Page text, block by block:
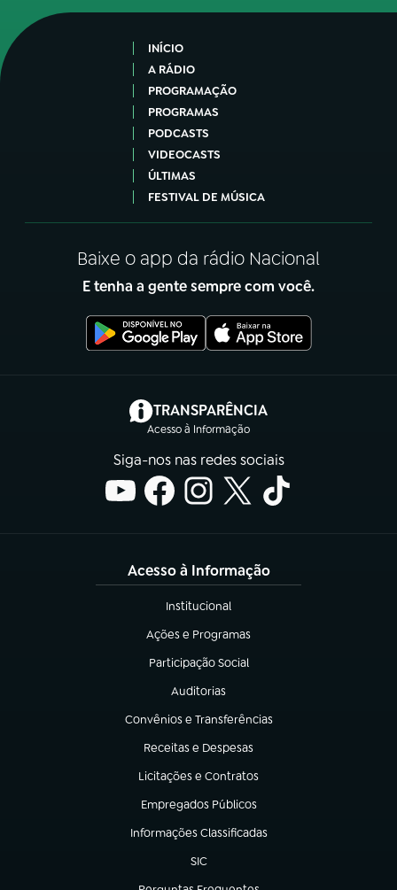
INÍCIO
A RÁDIO
PROGRAMAÇÃO
PROGRAMAS
PODCASTS
VIDEOCASTS
ÚLTIMAS
FESTIVAL DE MÚSICA
Baixe o app da rádio Nacional
E tenha a gente sempre com você.
TRANSPARÊNCIA
Acesso à Informação
(abre em nova aba)
Siga-nos nas redes sociais
Acesso à Informação
Institucional
(abre em nova aba)
Ações e Programas
(abre em nova aba)
Participação Social
(abre em nova aba)
Auditorias
(abre em nova aba)
Convênios e Transferências
(abre em nova aba)
Receitas e Despesas
(abre em nova aba)
Licitações e Contratos
(abre em nova aba)
Empregados Públicos
(abre em nova aba)
Informações Classificadas
(abre em nova aba)
SIC
(abre em nova aba)